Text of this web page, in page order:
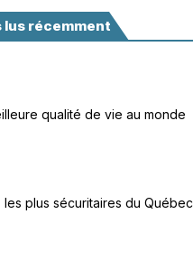
lus récemment
qualité de vie au monde
les plus sécuritaires du Québec